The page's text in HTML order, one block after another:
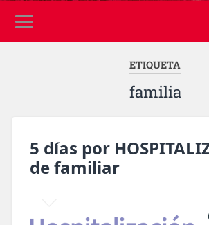
ETIQUETA
familia
5 días por
de familiar